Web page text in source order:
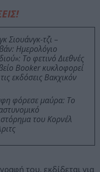
Σιουάνγκ-τζι –
Ημερολόγιο
Το φετινό Διεθνές
Booker κυκλοφορεί
εκδόσεις Βακχικόν
φόρεσε μαύρα: Το
του Κορνέλ
του, εκδίδεται για